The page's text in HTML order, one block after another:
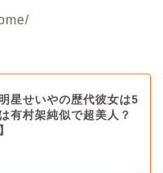
星せいやの歴代彼女は5
有村架純似で超美人？